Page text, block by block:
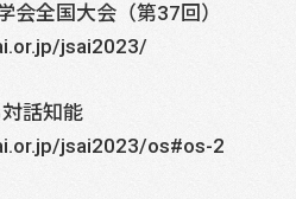
会全国大会（第37回）
jsai2023/
話知能
jsai2023/os#os-2